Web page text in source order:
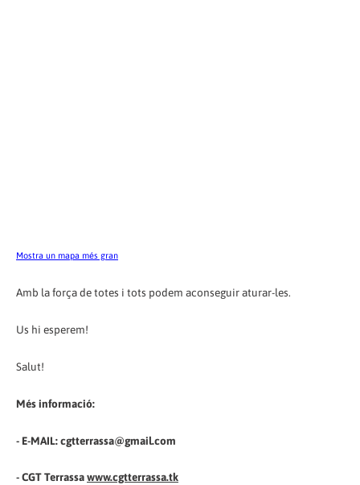
Mostra un mapa més gran
Amb la força de totes i tots podem aconseguir aturar-les.
Us hi esperem!
Salut!
Més informació:
- E-MAIL: cgtterrassa@gmail.com
- CGT Terrassawww.cgtterrassa.tk